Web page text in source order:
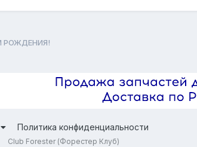
РОЖДЕНИЯ!
Политика конфиденциальности
Club Forester (Форестер Клуб)